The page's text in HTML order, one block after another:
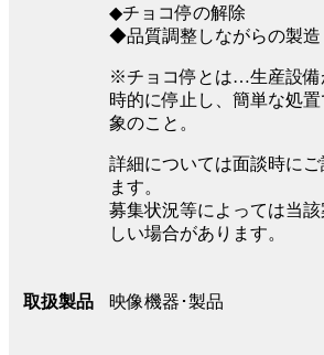
◆チョコ停の解除
◆品質調整しながらの製造
※チョコ停とは…生産設備
時的に停止し、簡単な処
象のこと。
詳細については面談時に
ます。
募集状況等によっては当
しい場合があります。
取扱製品 映像機器･製品